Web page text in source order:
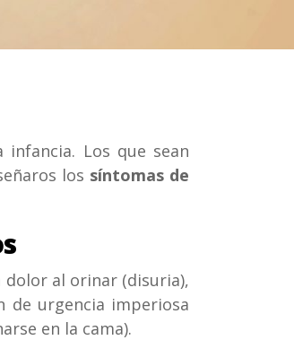
Los que sean
los síntomas de
dolor al orinar (disuria),
de urgencia imperiosa
en la cama).